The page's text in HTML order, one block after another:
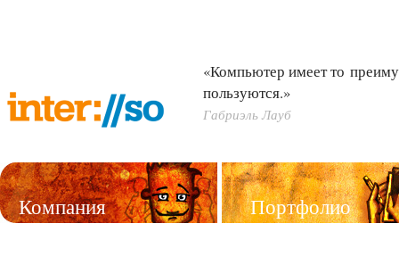
«Компьютер имеет то
пользуются.»
Габриэль Лауб
Компания Портфолио